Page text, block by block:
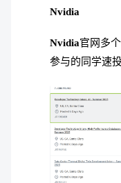
Nvidia
Nvidia官网多
参与的同学速投